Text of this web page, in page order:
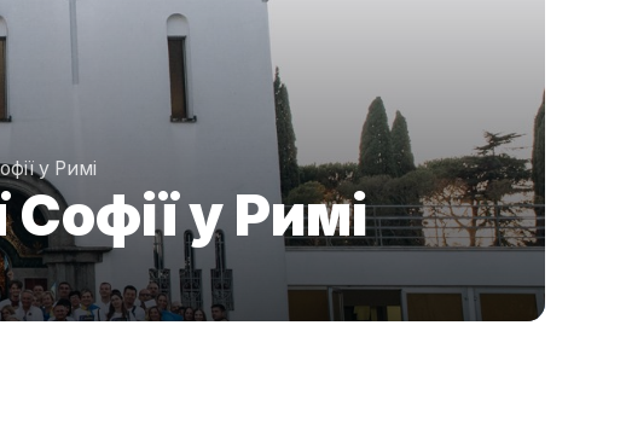
у Римі
Софії у Римі